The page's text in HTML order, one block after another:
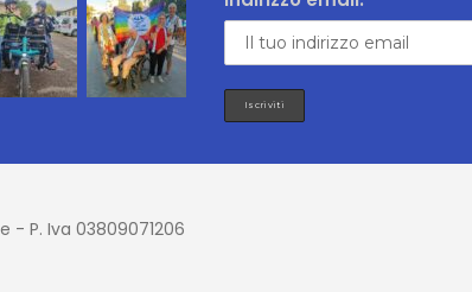
- P. Iva 03809071206